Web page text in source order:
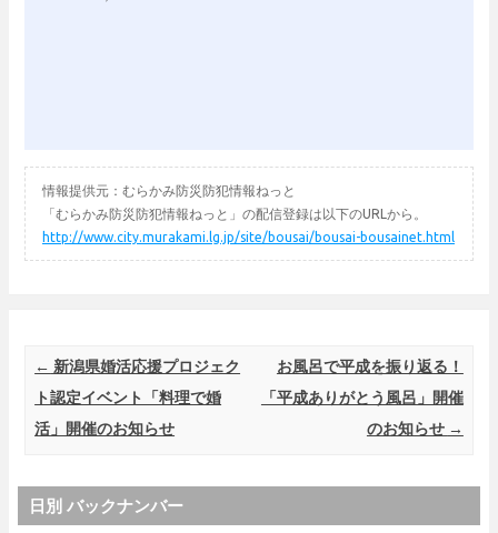
情報提供元：むらかみ防災防犯情報ねっと
「むらかみ防災防犯情報ねっと」の配信登録は以下のURLから。
http://www.city.murakami.lg.jp/site/bousai/bousai-bousainet.html
Post navigation
← 新潟県婚活応援プロジェク
ト認定イベント「料理で婚
活」開催のお知らせ
お風呂で平成を振り返る！
「平成ありがとう風呂」開催
のお知らせ →
日別 バックナンバー